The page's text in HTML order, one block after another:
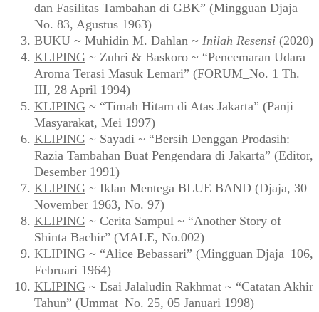
dan Fasilitas Tambahan di GBK” (Mingguan Djaja
No. 83, Agustus 1963)
BUKU ~ Muhidin M. Dahlan ~ Inilah Resensi (2020)
KLIPING ~ Zuhri & Baskoro ~ “Pencemaran Udara
Aroma Terasi Masuk Lemari” (FORUM_No. 1 Th.
III, 28 April 1994)
KLIPING ~ “Timah Hitam di Atas Jakarta” (Panji
Masyarakat, Mei 1997)
KLIPING ~ Sayadi ~ “Bersih Denggan Prodasih:
Razia Tambahan Buat Pengendara di Jakarta” (Editor,
Desember 1991)
KLIPING ~ Iklan Mentega BLUE BAND (Djaja, 30
November 1963, No. 97)
KLIPING ~ Cerita Sampul ~ “Another Story of
Shinta Bachir” (MALE, No.002)
KLIPING ~ “Alice Bebassari” (Mingguan Djaja_106,
Februari 1964)
KLIPING ~ Esai Jalaludin Rakhmat ~ “Catatan Akhir
Tahun” (Ummat_No. 25, 05 Januari 1998)